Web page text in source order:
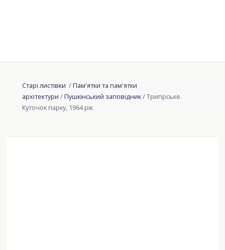
Старі листівки /Пам'ятки та пам'ятки
архітектури /Пушкінський заповідник/ Тригірське.
Куточок парку, 1964 рік